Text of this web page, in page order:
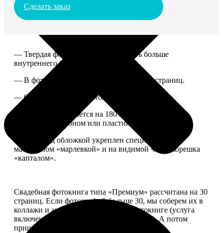
Сделать заказ
— Твердая фотообложка, размер чуть больше
внутреннего блока.
— В фотокниге может быть от 20 до 100 страниц.
— Страницы плотные, толщина 1 мм.
— Книга раскрывается на 180 градусов, развороты
укреплены картоном или пластиком.
— Блок под обложкой укреплен специальным
материалом «марлевкой» и на видимой части корешка
«капталом».
Свадебная фотокнига типа «Премиум» рассчитана на 30
страниц. Если фотографий больше 30, мы соберем их в
коллажи и аккуратно разместим в фотокниге (услуга
включена, стоимость останется прежней). А потом
пришлем вам на согласование развороты.